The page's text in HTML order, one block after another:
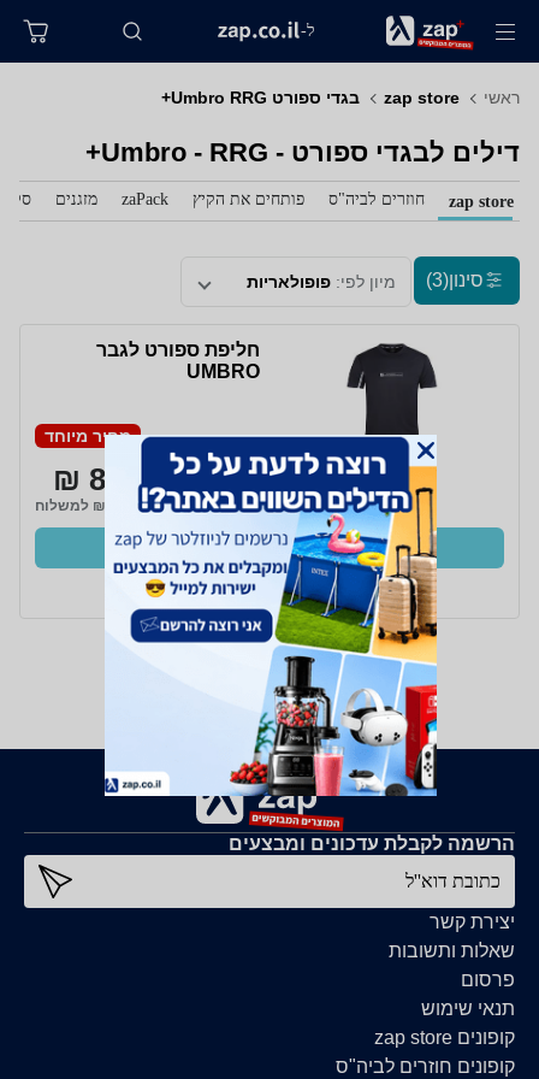
ל-
ראשי zap store בגדי ספורט Umbro RRG+
דילים לבגדי ספורט - Umbro - RRG+
zap store חוזרים לביה"ס פותחים את הקיץ zaPack מזגנים
סינון(3) מיון לפי: פופולאריות
חליפת ספורט לגבר
UMBRO
מחיר מיוחד
89 ₪
₪17 למשלוח
קנו עכשיו
ב- RRG+
יצירת קשר
שאלות ותשובות
פרסום
תנאי שימוש
קופונים zap store
קופונים חוזרים לביה"ס
הרשמה לקבלת עדכונים ומבצעים
כתובת דוא''ל